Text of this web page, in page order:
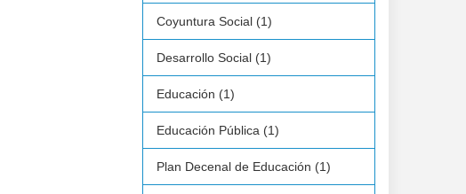
Coyuntura Social (1)
Desarrollo Social (1)
Educación (1)
Educación Pública (1)
Plan Decenal de Educación (1)